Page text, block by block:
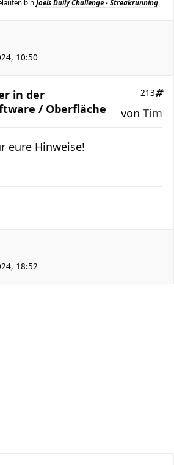
binJoels Daily Challenge - Streakrunning
10:50
in der
/ Oberfläche
213
von Tim
eure Hinweise!
18:52